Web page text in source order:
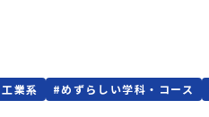
業系 #めずらしい学科・コース